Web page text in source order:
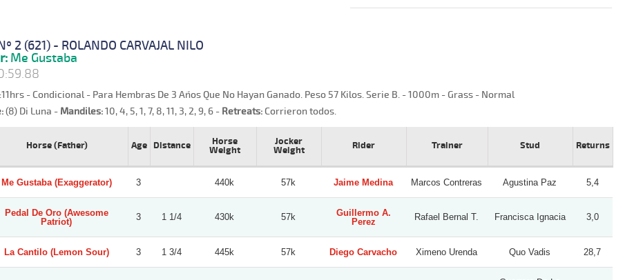
2 (621) - ROLANDO CARVAJAL NILO
Me Gustaba
- Condicional - Para Hembras De 3 Años Que No Hayan Ganado. Peso 57 Kilos. Serie B. - 1000m - Grass - Normal
(8) Di Luna - Mandiles:10, 4, 5, 1, 7, 8, 11, 3, 2, 9, 6 - Retreats:Corrieron todos.
Horse (Father) Age Distance
Horse
Weight
Jocker
Weight
Rider Trainer Stud Returns
Me Gustaba (Exaggerator) 3 440k 57k Jaime Medina Marcos Contreras Agustina Paz 5,4
Pedal De Oro (Awesome
Patriot)
3 1 1/4 430k 57k
Guillermo A.
Perez
Rafael Bernal T. Francisca Ignacia 3,0
La Cantilo (Lemon Sour) 3 1 3/4 445k 57k Diego Carvacho Ximeno Urenda Quo Vadis 28,7